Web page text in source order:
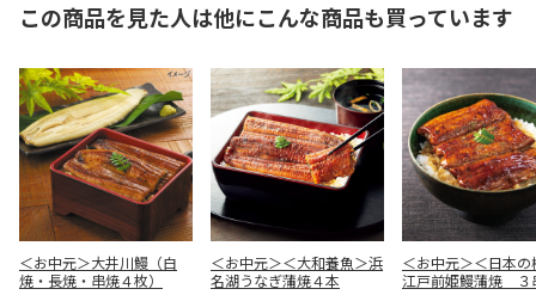
この商品を見た人は他にこんな商品も買っています
＜お中元＞大井川鰻（白
焼・長焼・串焼４枚）
＜お中元＞＜大和養魚＞浜
名湖うなぎ蒲焼４本
＜お中元＞＜日本の
江戸前姫鰻蒲焼 ３